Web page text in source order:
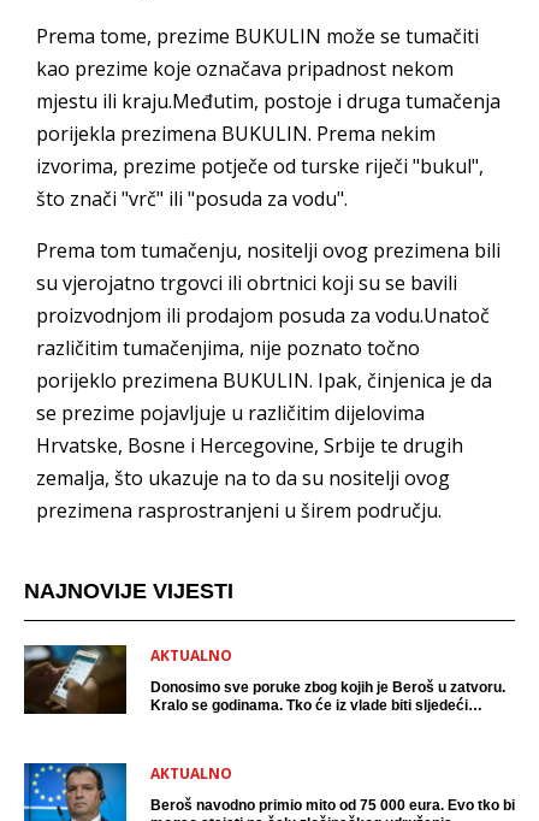
Prema tome, prezime BUKULIN može se tumačiti
kao prezime koje označava pripadnost nekom
mjestu ili kraju.Međutim, postoje i druga tumačenja
porijekla prezimena BUKULIN. Prema nekim
izvorima, prezime potječe od turske riječi "bukul",
što znači "vrč" ili "posuda za vodu".
Prema tom tumačenju, nositelji ovog prezimena bili
su vjerojatno trgovci ili obrtnici koji su se bavili
proizvodnjom ili prodajom posuda za vodu.Unatoč
različitim tumačenjima, nije poznato točno
porijeklo prezimena BUKULIN. Ipak, činjenica je da
se prezime pojavljuje u različitim dijelovima
Hrvatske, Bosne i Hercegovine, Srbije te drugih
zemalja, što ukazuje na to da su nositelji ovog
prezimena rasprostranjeni u širem području.
NAJNOVIJE VIJESTI
AKTUALNO
Donosimo sve poruke zbog kojih je Beroš u zatvoru.
Kralo se godinama. Tko će iz vlade biti sljedeći
AKTUALNO
Beroš navodno primio mito od 75 000 eura. Evo tko bi